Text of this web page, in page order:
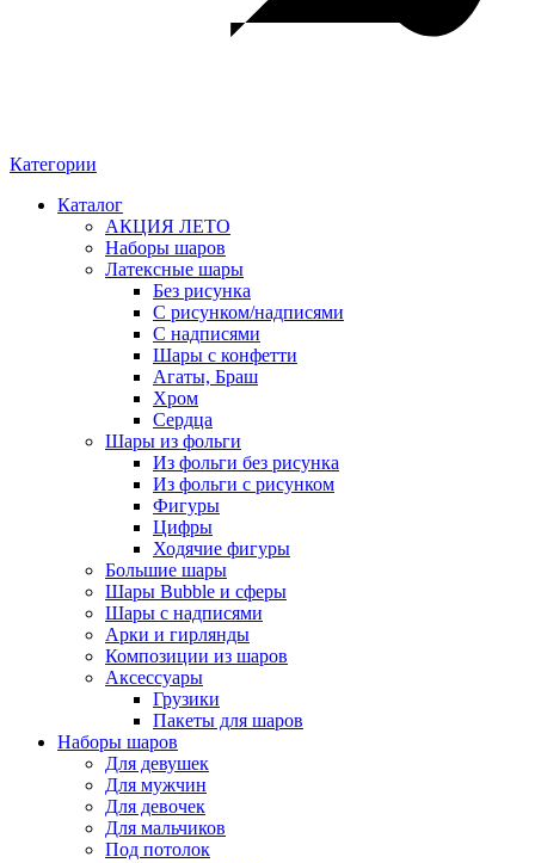
Категории
Каталог
АКЦИЯ ЛЕТО
Наборы шаров
Латексные шары
Без рисунка
С рисунком/надписями
С надписями
Шары с конфетти
Агаты, Браш
Хром
Сердца
Шары из фольги
Из фольги без рисунка
Из фольги с рисунком
Фигуры
Цифры
Ходячие фигуры
Большие шары
Шары Bubble и сферы
Шары с надписями
Арки и гирлянды
Композиции из шаров
Аксессуары
Грузики
Пакеты для шаров
Наборы шаров
Для девушек
Для мужчин
Для девочек
Для мальчиков
Под потолок